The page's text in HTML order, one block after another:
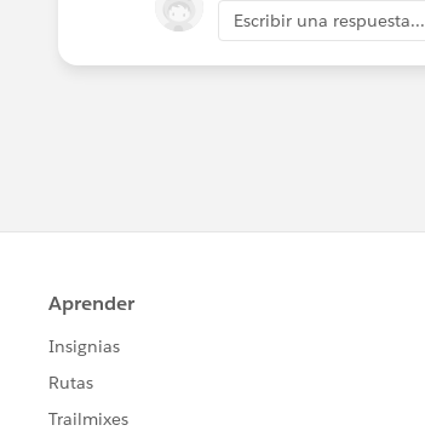
Escribir una respuesta...